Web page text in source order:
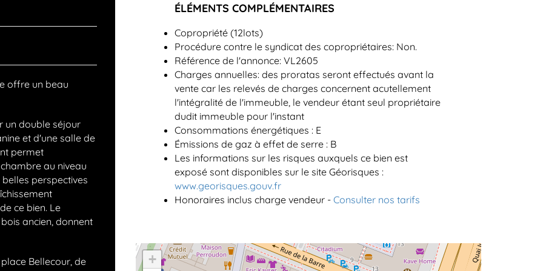
offre un beau
un double séjour
et d'une salle de
permet
au niveau
perspectives
ce bien. Le
ancien, donnent
Bellecour, de
ÉLÉMENTS COMPLÉMENTAIRES
Copropriété (12lots)
Procédure contre le syndicat des copropriétaires: Non.
Référence de l'annonce: VL2605
Charges annuelles:des proratas seront effectués avant la
vente car les relevés de charges concernent acutellement
l'intégralité de l'immeuble, le vendeur étant seul propriétaire
dudit immeuble pour l'instant
Consommations énergétiques : E
Émissions de gaz à effet de serre : B
Les informations sur les risques auxquels ce bien est
exposé sont disponibles sur le site Géorisques :
www.georisques.gouv.fr
Honoraires inclus charge vendeur -Consulter nos tarifs
+